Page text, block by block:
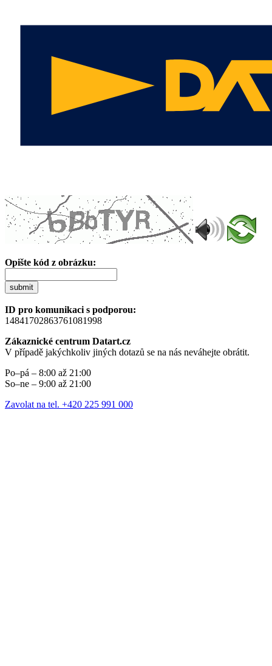
Opište kód z obrázku:
submit
ID pro komunikaci s podporou:
14841702863761081998
Zákaznické centrum Datart.cz
V případě jakýchkoliv jiných dotazů se na nás neváhejte obrátit.
Po–pá – 8:00 až 21:00
So–ne – 9:00 až 21:00
Zavolat na tel. +420 225 991 000